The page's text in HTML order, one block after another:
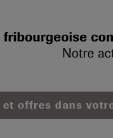
et offres dans